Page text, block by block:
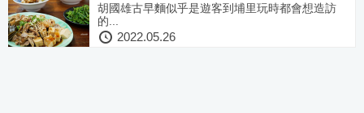
胡國雄古早麵似乎是遊客到埔里玩時都會想造訪
的...
2022.05.26